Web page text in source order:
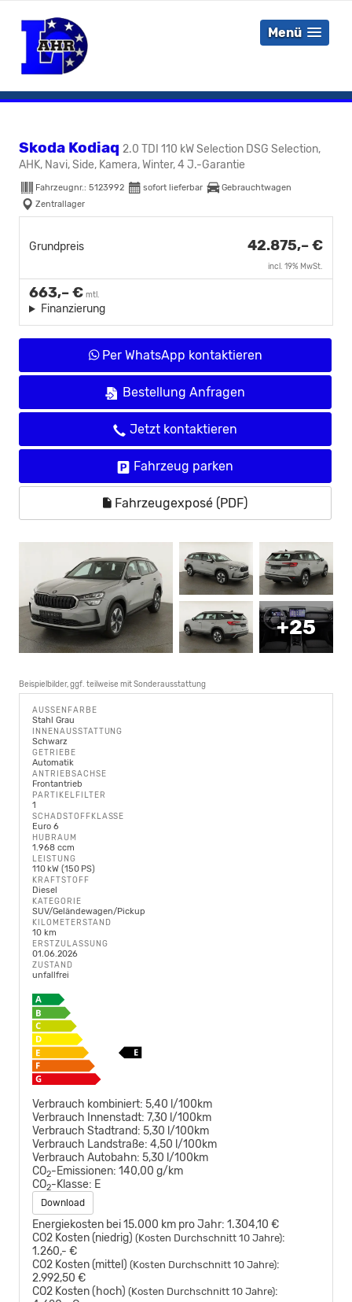
Menü
Skoda Kodiaq 2.0 TDI 110 kW Selection DSG Selection,
AHK, Navi, Side, Kamera, Winter, 4 J.-Garantie
Fahrzeugnr.: 5123992 sofort lieferbar
Gebrauchtwagen
Zentrallager
Grundpreis 42.875,– €
incl. 19% MwSt.
663,– € mtl.
Finanzierung
Per WhatsApp kontaktieren
Bestellung Anfragen
Jetzt kontaktieren
Fahrzeug parken
Fahrzeugexposé (PDF)
+25
Beispielbilder, ggf. teilweise mit Sonderausstattung
AUSSENFARBE
Stahl Grau
INNENAUSSTATTUNG
Schwarz
GETRIEBE
Automatik
ANTRIEBSACHSE
Frontantrieb
PARTIKELFILTER
1
SCHADSTOFFKLASSE
Euro 6
HUBRAUM
1.968 ccm
LEISTUNG
110 kW (150 PS)
KRAFTSTOFF
Diesel
KATEGORIE
SUV/Geländewagen/Pickup
KILOMETERSTAND
10 km
ERSTZULASSUNG
01.06.2026
ZUSTAND
unfallfrei
Verbrauch kombiniert: 5,40 l/100km
Verbrauch Innenstadt: 7,30 l/100km
Verbrauch Stadtrand: 5,30 l/100km
Verbrauch Landstraße: 4,50 l/100km
Verbrauch Autobahn: 5,30 l/100km
CO2-Emissionen: 140,00 g/km
CO2-Klasse: E
Download
Energiekosten bei 15.000 km pro Jahr: 1.304,10 €
CO2 Kosten (niedrig) (Kosten Durchschnitt 10 Jahre):
1.260,- €
CO2 Kosten (mittel) (Kosten Durchschnitt 10 Jahre):
2.992,50 €
CO2 Kosten (hoch) (Kosten Durchschnitt 10 Jahre):